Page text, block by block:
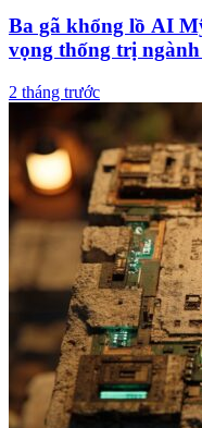
Ba gã khổng lồ AI
vọng thống trị ngành
2 tháng trước